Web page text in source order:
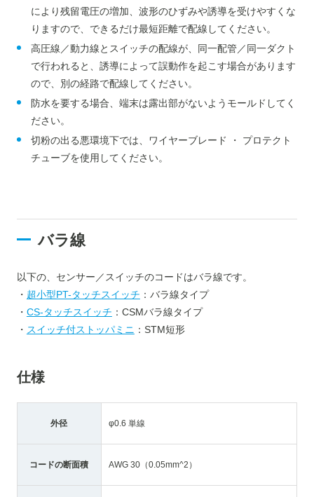
により残留電圧の増加、波形のひずみや誘導を受けやすくな
りますので、できるだけ最短距離で配線してください。
高圧線／動力線とスイッチの配線が、同一配管／同一ダクト
で行われると、誘導によって誤動作を起こす場合があります
ので、別の経路で配線してください。
防水を要する場合、端末は露出部がないようモールドしてく
ださい。
切粉の出る悪環境下では、ワイヤーブレード ・ プロテクト
チューブを使用してください。
バラ線
以下の、センサー／スイッチのコードはバラ線です。
・ 超小型PT-タッチスイッチ ：バラ線タイプ
・ CS-タッチスイッチ ：CSMバラ線タイプ
・ スイッチ付ストッパミニ ：STM短形
仕様
外径 φ0.6 単線
コードの断面積 AWG 30（0.05mm^2）